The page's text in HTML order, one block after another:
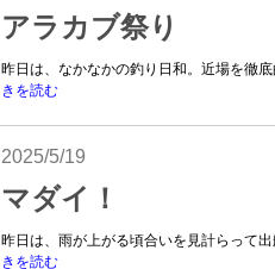
アラカブ祭り
昨日は、なかなかの釣り日和。近場を徹
きを読む
2025/5/19
マダイ！
昨日は、雨が上がる頃合いを見計らって
きを読む